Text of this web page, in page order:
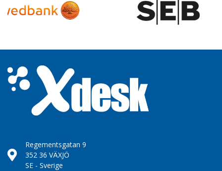
Regementsgatan 9
352 36 VÄXJÖ
SE - Sverige